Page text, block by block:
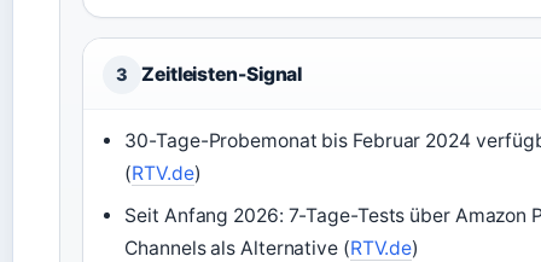
3 Zeitleisten-Signal
30-Tage-Probemonat bis Februar 2024
(RTV.de)
Seit Anfang 2026: 7-Tage-Tests über Amazon
Channels als Alternative (RTV.de)